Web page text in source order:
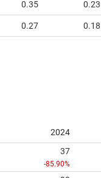
0.35 0.23
0.27 0.18
2024
37
-85.90%